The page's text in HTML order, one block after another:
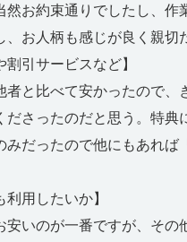
然お約束通りでしたし、作
、お人柄も感じが良く親切
割引サービスなど】
者と比べて安かったので、
ださったのだと思う。特典
みだったので他にもあれば
利用したいか】
安いのが一番ですが、その